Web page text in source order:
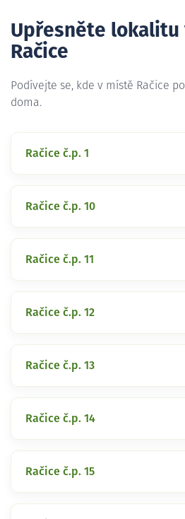
Upřesněte lokalitu
Račice
Podívejte se, kde v místě Račice
doma.
Račice č.p. 1
Račice č.p. 10
Račice č.p. 11
Račice č.p. 12
Račice č.p. 13
Račice č.p. 14
Račice č.p. 15